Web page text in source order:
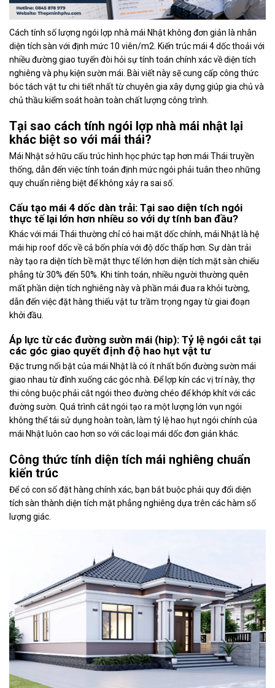
Cách tính số lượng ngói lợp nhà mái Nhật không đơn giản là nhân
diện tích sàn với định mức 10 viên/m2. Kiến trúc mái 4 dốc thoải với
nhiều đường giao tuyến đòi hỏi sự tính toán chính xác về diện tích
nghiêng và phụ kiện sườn mái. Bài viết này sẽ cung cấp công thức
bóc tách vật tư chi tiết nhất từ chuyên gia xây dựng giúp gia chủ và
chủ thầu kiểm soát hoàn toàn chất lượng công trình.
Tại sao cách tính ngói lợp nhà mái nhật lại
khác biệt so với mái thái?
Mái Nhật sở hữu cấu trúc hình học phức tạp hơn mái Thái truyền
thống, dẫn đến việc tính toán định mức ngói phải tuân theo những
quy chuẩn riêng biệt để không xảy ra sai số.
Cấu tạo mái 4 dốc dàn trải: Tại sao diện tích ngói
thực tế lại lớn hơn nhiều so với dự tính ban đầu?
Khác với mái Thái thường chỉ có hai mặt dốc chính, mái Nhật là hệ
mái hip roof dốc về cả bốn phía với độ dốc thấp hơn. Sự dàn trải
này tạo ra diện tích bề mặt thực tế lớn hơn diện tích mặt sàn chiếu
phẳng từ 30% đến 50%. Khi tính toán, nhiều người thường quên
mất phần diện tích nghiêng này và phần mái đua ra khỏi tường,
dẫn đến việc đặt hàng thiếu vật tư trầm trọng ngay từ giai đoạn
khởi đầu.
Áp lực từ các đường sườn mái (hip): Tỷ lệ ngói cắt tại
các góc giao quyết định độ hao hụt vật tư
Đặc trưng nổi bật của mái Nhật là có ít nhất bốn đường sườn mái
giao nhau từ đỉnh xuống các góc nhà. Để lợp kín các vị trí này, thợ
thi công buộc phải cắt ngói theo đường chéo để khớp khít với các
đường sườn. Quá trình cắt ngói tạo ra một lượng lớn vụn ngói
không thể tái sử dụng hoàn toàn, làm tỷ lệ hao hụt ngói chính của
mái Nhật luôn cao hơn so với các loại mái dốc đơn giản khác.
Công thức tính diện tích mái nghiêng chuẩn
kiến trúc
Để có con số đặt hàng chính xác, bạn bắt buộc phải quy đổi diện
tích sàn thành diện tích mặt phẳng nghiêng dựa trên các hàm số
lượng giác.